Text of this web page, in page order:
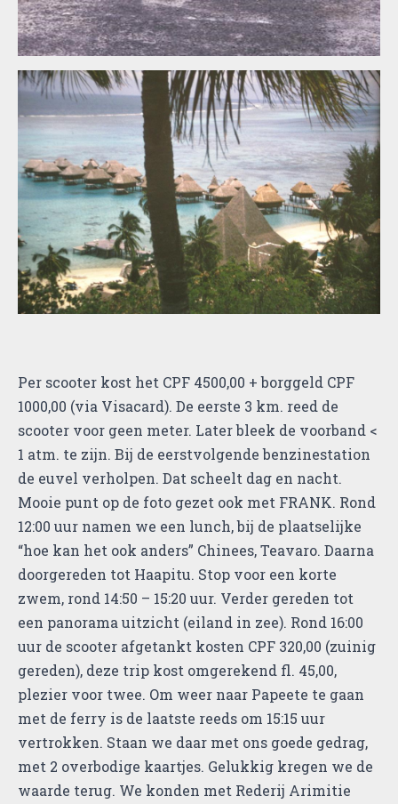
Per scooter kost het CPF 4500,00 + borggeld CPF
1000,00 (via Visacard). De eerste 3 km. reed de
scooter voor geen meter. Later bleek de voorband <
1 atm. te zijn. Bij de eerstvolgende benzinestation
de euvel verholpen. Dat scheelt dag en nacht.
Mooie punt op de foto gezet ook met FRANK. Rond
12:00 uur namen we een lunch, bij de plaatselijke
“hoe kan het ook anders” Chinees, Teavaro. Daarna
doorgereden tot Haapitu. Stop voor een korte
zwem, rond 14:50 – 15:20 uur. Verder gereden tot
een panorama uitzicht (eiland in zee). Rond 16:00
uur de scooter afgetankt kosten CPF 320,00 (zuinig
gereden), deze trip kost omgerekend fl. 45,00,
plezier voor twee. Om weer naar Papeete te gaan
met de ferry is de laatste reeds om 15:15 uur
vertrokken. Staan we daar met ons goede gedrag,
met 2 overbodige kaartjes. Gelukkig kregen we de
waarde terug. We konden met Rederij Arimitie